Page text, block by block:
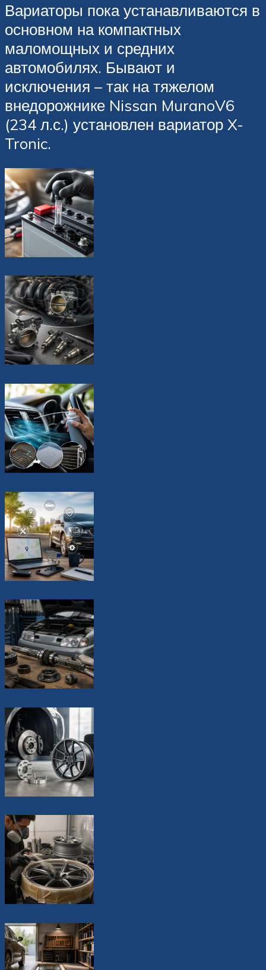
Вариаторы пока устанавливаются в
основном на компактных
маломощных и средних
автомобилях. Бывают и
исключения – так на тяжелом
внедорожнике Nissan MuranoV6
(234 л.с.) установлен вариатор X-
Tronic.